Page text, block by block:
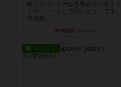
笑えるバカゲームを集めているライ
トゲーマーとしてのレビューです。
正体隠...
約1時間前
レビュー